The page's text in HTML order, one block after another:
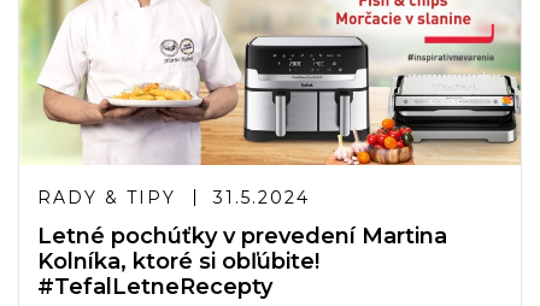
RADY & TIPY 31.5.2024
Letné pochúťky v prevedení Martina
Kolníka, ktoré si obľúbite!
#TefalLetneRecepty